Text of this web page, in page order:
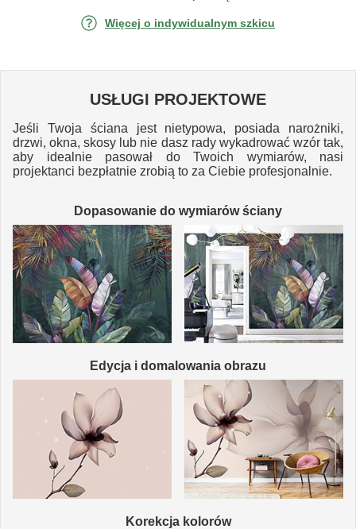
Więcej o indywidualnym szkicu
USŁUGI PROJEKTOWE
Jeśli Twoja ściana jest nietypowa, posiada narożniki,
drzwi, okna, skosy lub nie dasz rady wykadrować wzór tak,
aby idealnie pasował do Twoich wymiarów, nasi
projektanci bezpłatnie zrobią to za Ciebie profesjonalnie.
Dopasowanie do wymiarów ściany
Edycja i domalowania obrazu
Korekcja kolorów